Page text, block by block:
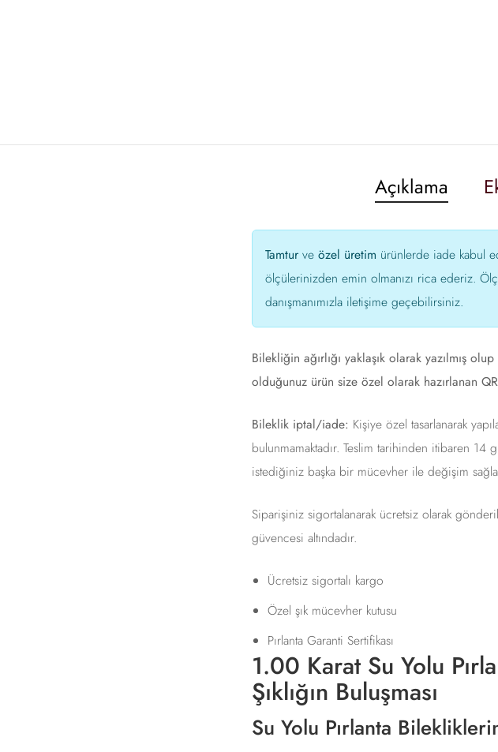
Açıklama
Tamturve özel üretim ürünlerde iade kabul
ölçülerinizden emin olmanızı rica ederiz.
danışmanımızla iletişime geçebilirsiniz.
Bilekliğin ağırlığı yaklaşık olarak yazılmış
olduğunuz ürün size özel olarak hazırlanan
Bileklik iptal/iade: Kişiye özel tasarlanarak
bulunmamaktadır. Teslim tarihinden itibaren
istediğiniz başka bir mücevher ile değişim
Siparişiniz sigortalanarak ücretsiz olarak
güvencesi altındadır.
Ücretsiz sigortalı kargo
Özel şık mücevher kutusu
Pırlanta Garanti Sertifikası
1.00 Karat Su Yolu
Şıklığın Buluşması
Su Yolu Pırlanta